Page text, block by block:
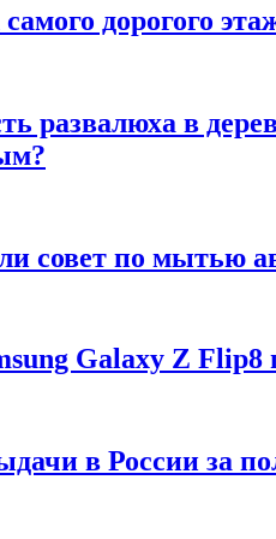
дорогого
развалюха в
совет по мытью
Galaxy Z
в России за